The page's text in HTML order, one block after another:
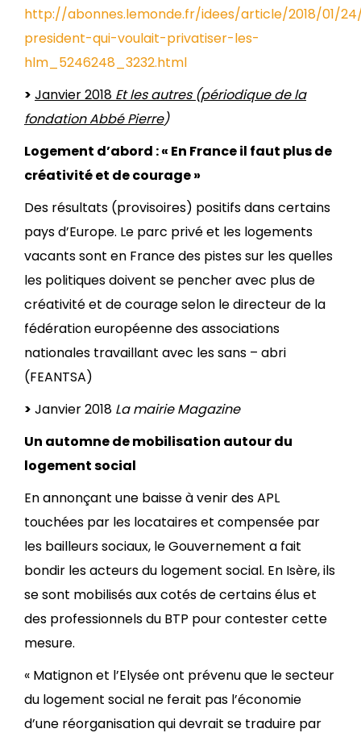
http://abonnes.lemonde.fr/idees/article/2018/01/
president-qui-voulait-privatiser-les-
hlm_5246248_3232.html
> Janvier 2018 Et les autres (périodique de la
fondation Abbé Pierre)
Logement d’abord : « En France il faut plus de
créativité et de courage »
Des résultats (provisoires) positifs dans certains
pays d’Europe. Le parc privé et les logements
vacants sont en France des pistes sur les quelles
les politiques doivent se pencher avec plus de
créativité et de courage selon le directeur de la
fédération européenne des associations
nationales travaillant avec les sans – abri
(FEANTSA)
> Janvier 2018 La mairie Magazine
Un automne de mobilisation autour du
logement social
En annonçant une baisse à venir des APL
touchées par les locataires et compensée par
les bailleurs sociaux, le Gouvernement a fait
bondir les acteurs du logement social. En Isère, ils
se sont mobilisés aux cotés de certains élus et
des professionnels du BTP pour contester cette
mesure.
« Matignon et l’Elysée ont prévenu que le secteur
du logement social ne ferait pas l’économie
d’une réorganisation qui devrait se traduire par